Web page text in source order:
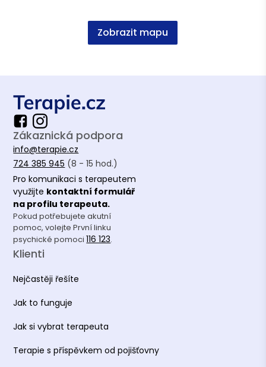
Zobrazit mapu
Zákaznická podpora
info@terapie.cz
724 385 945 (8 - 15 hod.)
Pro komunikaci s terapeutem
využijte kontaktní formulář
na profilu terapeuta.
Pokud potřebujete akutní
pomoc, volejte První linku
psychické pomoci116 123.
Klienti
Nejčastěji řešíte
Jak to funguje
Jak si vybrat terapeuta
Terapie s příspěvkem od pojišťovny